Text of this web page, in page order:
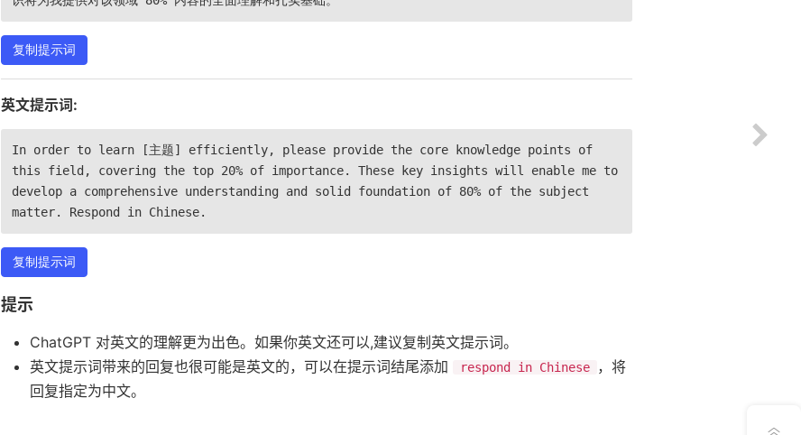
复制提示词
英文提示词:
In order to learn [主题] efficiently, please provide the core knowledge points of
this field, covering the top 20% of importance. These key insights will enable me to
develop a comprehensive understanding and solid foundation of 80% of the subject
matter. Respond in Chinese.
复制提示词
提示
ChatGPT 对英文的理解更为出色。如果你英文还可以,建议复制英文提示词。
英文提示词带来的回复也很可能是英文的，可以在提示词结尾添加
respond in Chinese
，将
回复指定为中文。